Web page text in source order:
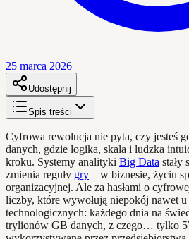
25 marca 2026
Udostępnij
Spis treści
Cyfrowa rewolucja nie pyta, czy jesteś
danych, gdzie logika, skala i ludzka
kroku. Systemy analityki Big Data stały
zmienia reguły gry – w biznesie, życiu
organizacyjnej. Ale za hasłami o
liczby, które wywołują niepokój nawet
technologicznych: każdego dnia na
trylionów GB danych, z czego… tylko